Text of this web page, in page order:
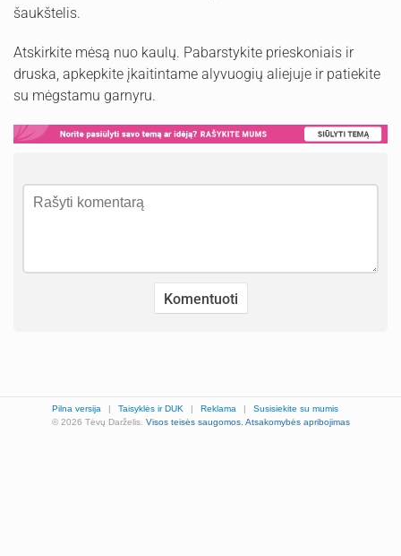
šaukštelis.
Atskirkite mėsą nuo kaulų. Pabarstykite prieskoniais ir
druska, apkepkite įkaitintame alyvuogių aliejuje ir patiekite
su mėgstamu garnyru.
Pilna versija | Taisyklės ir DUK | Reklama |
Susisiekite su mumis
© 2026 Tėvų Darželis. Visos teisės saugomos. Atsakomybės apribojimas